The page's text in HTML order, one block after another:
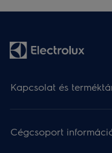
Kapcsolat és
Cégcsoport